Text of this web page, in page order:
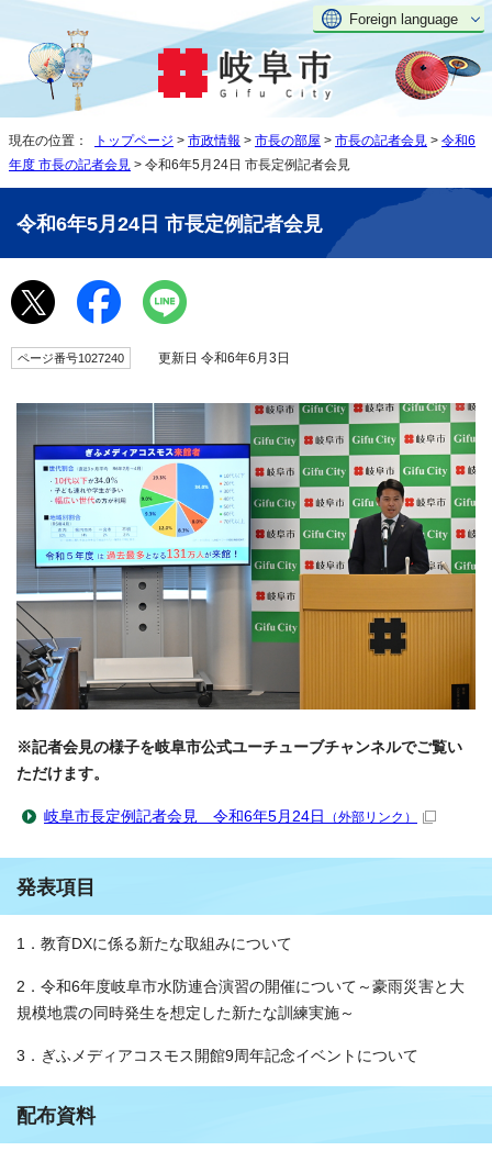
Foreign language
現在の位置： トップページ > 市政情報 > 市長の部屋 > 市長の記者会見 > 令和6
年度 市長の記者会見 > 令和6年5月24日 市長定例記者会見
令和6年5月24日 市長定例記者会見
ページ番号1027240 更新日 令和6年6月3日
※記者会見の様子を岐阜市公式ユーチューブチャンネルでご覧い
ただけます。
岐阜市長定例記者会見 令和6年5月24日 （外部リンク）
発表項目
1．教育DXに係る新たな取組みについて
2．令和6年度岐阜市水防連合演習の開催について～豪雨災害と大
規模地震の同時発生を想定した新たな訓練実施～
3．ぎふメディアコスモス開館9周年記念イベントについて
配布資料